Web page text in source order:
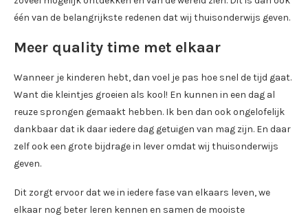
één van de belangrijkste redenen dat wij thuisonderwijs geven.
Meer quality time met elkaar
Wanneer je kinderen hebt, dan voel je pas hoe snel de tijd gaat.
Want die kleintjes groeien als kool! En kunnen in een dag al
reuze sprongen gemaakt hebben. Ik ben dan ook ongelofelijk
dankbaar dat ik daar iedere dag getuigen van mag zijn. En daar
zelf ook een grote bijdrage in lever omdat wij thuisonderwijs
geven.
Dit zorgt ervoor dat we in iedere fase van elkaars leven, we
elkaar nog beter leren kennen en samen de mooiste